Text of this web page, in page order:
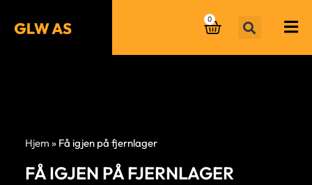
0
Hjem » Få igjen på fjernlager
FÅ IGJEN PÅ FJERNLAGER